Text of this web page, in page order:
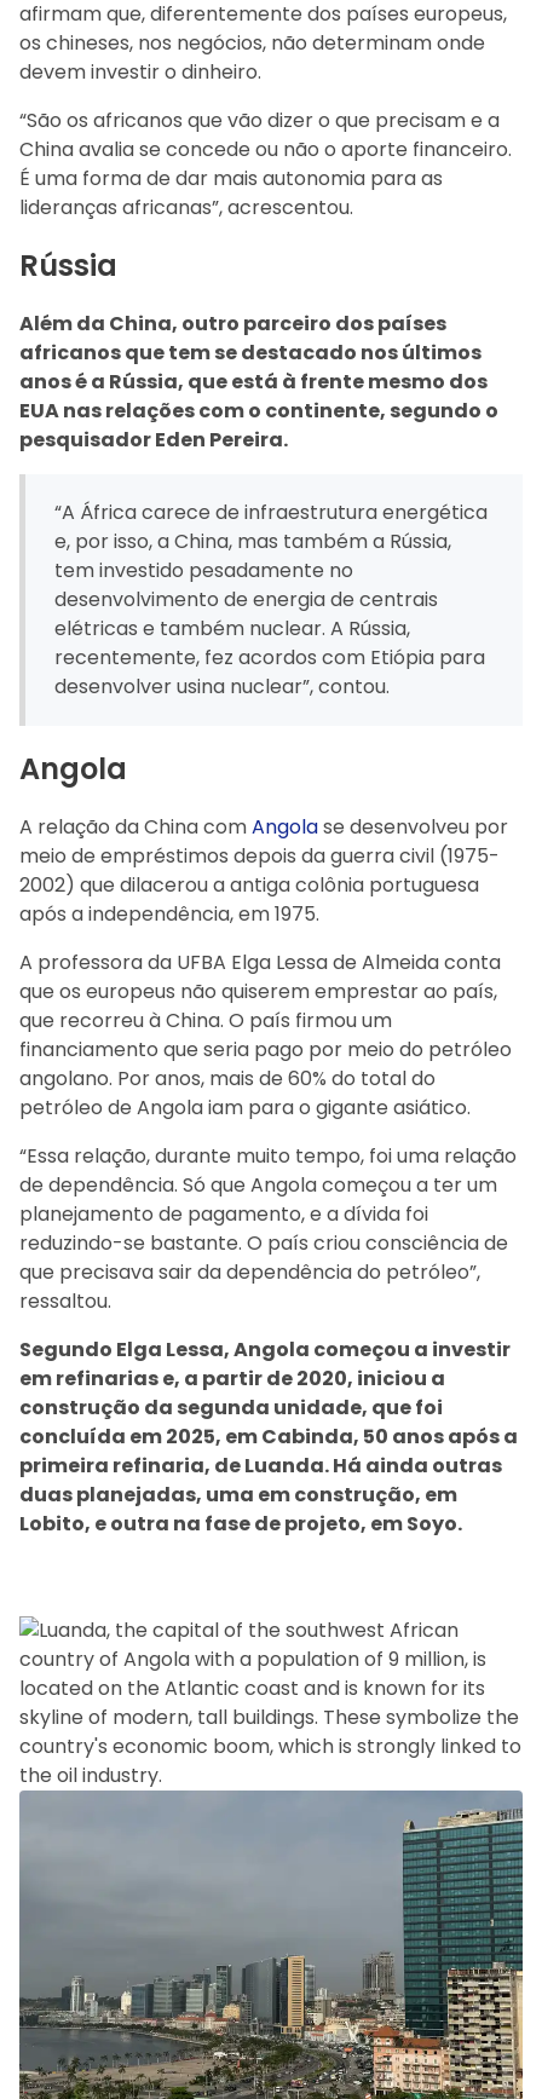
afirmam que, diferentemente dos países europeus,
os chineses, nos negócios, não determinam onde
devem investir o dinheiro.
“São os africanos que vão dizer o que precisam e a
China avalia se concede ou não o aporte financeiro.
É uma forma de dar mais autonomia para as
lideranças africanas”, acrescentou.
Rússia
Além da China, outro parceiro dos países
africanos que tem se destacado nos últimos
anos é a Rússia, que está à frente mesmo dos
EUA nas relações com o continente, segundo o
pesquisador Eden Pereira.
“A África carece de infraestrutura energética
e, por isso, a China, mas também a Rússia,
tem investido pesadamente no
desenvolvimento de energia de centrais
elétricas e também nuclear. A Rússia,
recentemente, fez acordos com Etiópia para
desenvolver usina nuclear”, contou.
Angola
A relação da China comAngolase desenvolveu por
meio de empréstimos depois da guerra civil (1975-
2002) que dilacerou a antiga colônia portuguesa
após a independência, em 1975.
A professora da UFBA Elga Lessa de Almeida conta
que os europeus não quiserem emprestar ao país,
que recorreu à China. O país firmou um
financiamento que seria pago por meio do petróleo
angolano. Por anos, mais de 60% do total do
petróleo de Angola iam para o gigante asiático.
“Essa relação, durante muito tempo, foi uma relação
de dependência. Só que Angola começou a ter um
planejamento de pagamento, e a dívida foi
reduzindo-se bastante. O país criou consciência de
que precisava sair da dependência do petróleo”,
ressaltou.
Segundo Elga Lessa, Angola começou a investir
em refinarias e, a partir de 2020, iniciou a
construção da segunda unidade, que foi
concluída em 2025, em Cabinda, 50 anos após a
primeira refinaria, de Luanda. Há ainda outras
duas planejadas, uma em construção, em
Lobito, e outra na fase de projeto, em Soyo.